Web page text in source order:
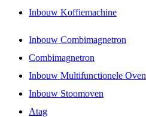
Inbouw Koffiemachine
Inbouw Combimagnetron
Combimagnetron
Inbouw Multifunctionele Oven
Inbouw Stoomoven
Atag